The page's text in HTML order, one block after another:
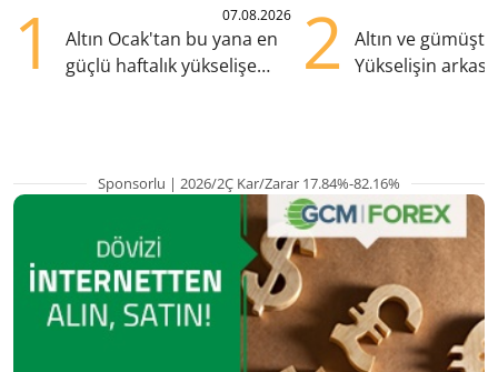
1 07.08.2026
Altın Ocak'tan bu yana en
güçlü haftalık yükselişe
2
Altın ve
Yükselişin
Sponsorlu | 2026/2Ç Kar/Zarar 17.84%-82.16%